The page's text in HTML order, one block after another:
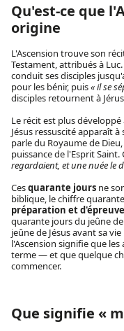
Qu'est-ce que
origine
L'Ascension trouve son
Testament, attribués à Luc.
conduit ses disciples
pour les bénir, puis« il se
disciples retournent à
Le récit est plus
Jésus ressuscité apparaît
parle du Royaume de
puissance de l'Esprit Saint.
regardaient, et une nuée le
Cesquarante jours ne
biblique, le chiffre
préparation et d'épreuve
quarante jours du jeûne
jeûne de Jésus avant sa
l'Ascension signifie que
terme — et que quelque
commencer.
Que signifie «